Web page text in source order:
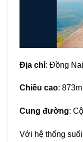
Địa chỉ: Đồng
Chiều cao: 873m
Cung đường:
Với hệ thống